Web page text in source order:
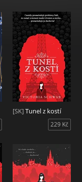
[SK]Tunel z kostí
229 Kč